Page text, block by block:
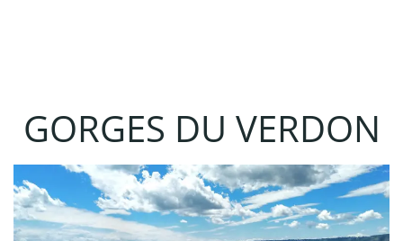
GORGES DU VERDON